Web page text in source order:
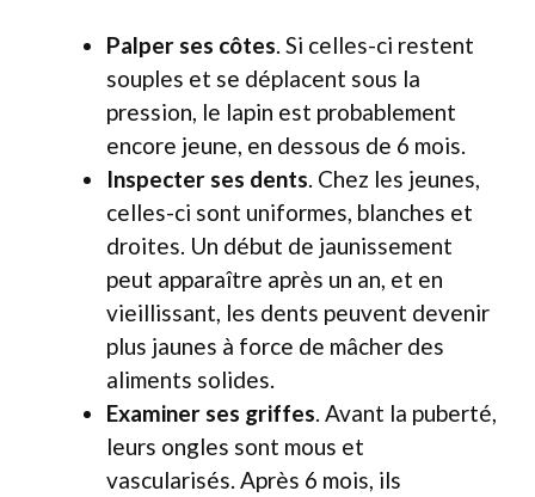
Palper ses côtes . Si celles-ci restent
souples et se déplacent sous la
pression, le lapin est probablement
encore jeune, en dessous de 6 mois.
Inspecter ses dents . Chez les jeunes,
celles-ci sont uniformes, blanches et
droites. Un début de jaunissement
peut apparaître après un an, et en
vieillissant, les dents peuvent devenir
plus jaunes à force de mâcher des
aliments solides.
Examiner ses griffes . Avant la puberté,
leurs ongles sont mous et
vascularisés. Après 6 mois, ils